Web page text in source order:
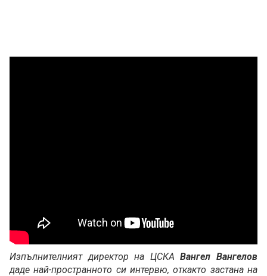
Изпълнителният директор на ЦСКАВангел Вангелов
даде най-пространното си интервю, откакто застана на